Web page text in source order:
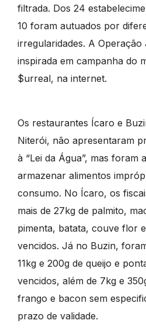
filtrada. Dos 24
10 foram autuados por
irregularidades. A Operação
inspirada em campanha do
$urreal, na internet.
Os restaurantes Ícaro e
Niterói, não apresentaram
à “Lei da Água”, mas foram
armazenar alimentos
consumo. No Ícaro, os
mais de 27kg de palmito,
pimenta, batata, couve flor
vencidos. Já no Buzin,
11kg e 200g de queijo e
vencidos, além de 7kg e
frango e bacon sem
prazo de validade.